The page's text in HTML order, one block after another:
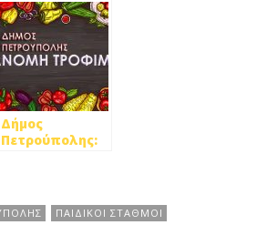
ΣΕ ΣΧΟΛΕΙΑ,
ΠΑΙΔΙΚΟΥΣ
ΣΤΑΘΜΟΥΣ ΚΑΙ
ΔΗΜΟΤΙΚΑ
ΚΤΗΡΙΑ
Δήμος
Πετρούπολης:
ΤΕΒΑ
ΠΑΙΔΙΚΟΙ ΣΤΑΘΜΟΙ